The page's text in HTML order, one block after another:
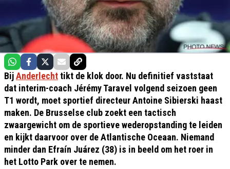
BijAnderlechttikt de klok door. Nu definitief vaststaat
dat interim-coach Jérémy Taravel volgend seizoen geen
T1 wordt, moet sportief directeur Antoine Sibierski haast
maken. De Brusselse club zoekt een tactisch
zwaargewicht om de sportieve wederopstanding te leiden
en kijkt daarvoor over de Atlantische Oceaan. Niemand
minder dan Efraín Juárez (38) is in beeld om het roer in
het Lotto Park over te nemen.